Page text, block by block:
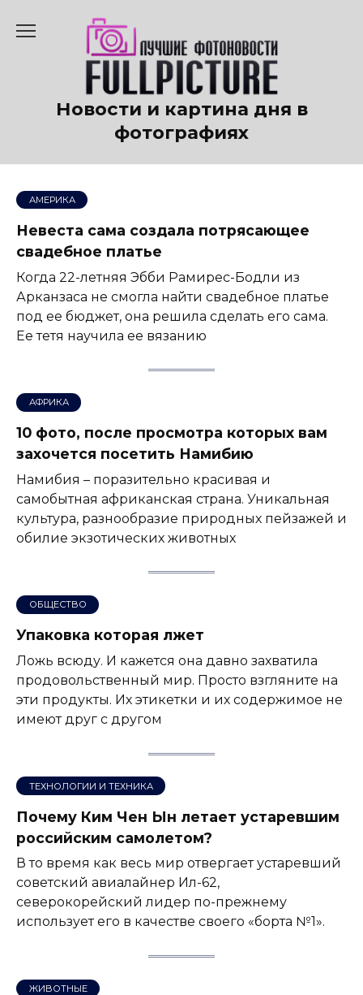
содержанию
Новости и картина дня в
фотографиях
АМЕРИКА
Невеста сама создала потрясающее
свадебное платье
Когда 22-летняя Эбби Рамирес-Бодли из
Арканзаса не смогла найти свадебное платье
под ее бюджет, она решила сделать его сама.
Ее тетя научила ее вязанию
АФРИКА
10 фото, после просмотра которых вам
захочется посетить Намибию
Намибия – поразительно красивая и
самобытная африканская страна. Уникальная
культура, разнообразие природных пейзажей и
обилие экзотических животных
ОБЩЕСТВО
Упаковка которая лжет
Ложь всюду. И кажется она давно захватила
продовольственный мир. Просто взгляните на
эти продукты. Их этикетки и их содержимое не
имеют друг с другом
ТЕХНОЛОГИИ И ТЕХНИКА
Почему Ким Чен Ын летает устаревшим
российским самолетом?
В то время как весь мир отвергает устаревший
советский авиалайнер Ил-62,
северокорейский лидер по-прежнему
использует его в качестве своего «борта №1».
ЖИВОТНЫЕ